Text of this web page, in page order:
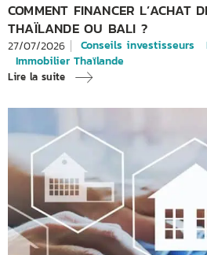
COMMENT FINANCER L’ACHAT
THAÏLANDE OU BALI ?
27/07/2026 Conseils investisseurs
Immobilier Thaïlande
Lire la suite